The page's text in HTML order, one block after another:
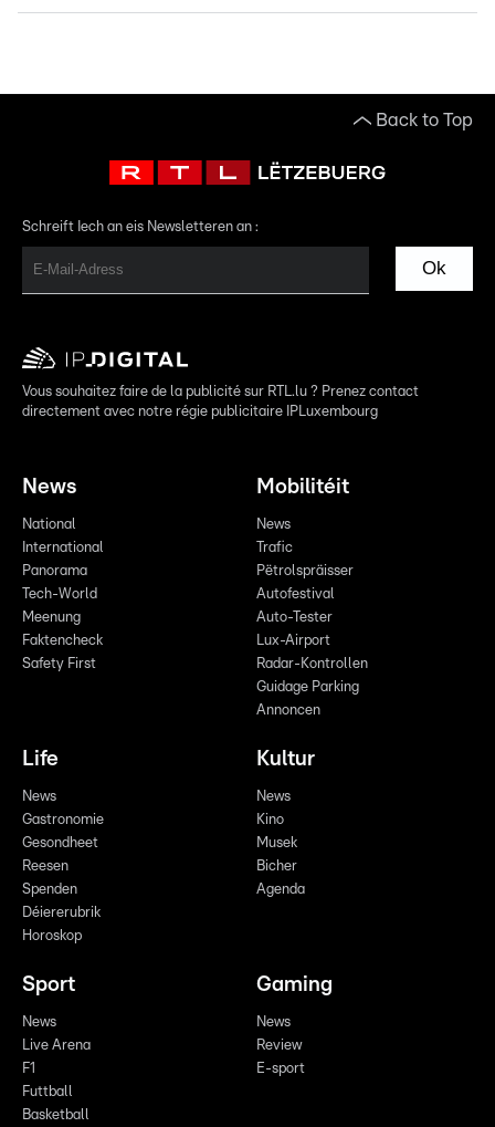
Back to Top
Schreift Iech an eis Newsletteren an :
Ok
Vous souhaitez faire de la publicité sur RTL.lu ? Prenez contact
directement avec notre régie publicitaire IPLuxembourg
News
National
International
Panorama
Tech-World
Meenung
Faktencheck
Safety First
Mobilitéit
News
Trafic
Pëtrolspräisser
Autofestival
Auto-Tester
Lux-Airport
Radar-Kontrollen
Guidage Parking
Annoncen
Life
News
Gastronomie
Gesondheet
Reesen
Spenden
Déiererubrik
Horoskop
Kultur
News
Kino
Musek
Bicher
Agenda
Sport
News
Live Arena
F1
Futtball
Basketball
Gaming
News
Review
E-sport